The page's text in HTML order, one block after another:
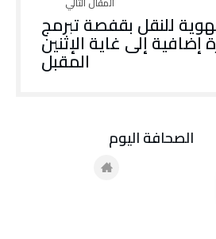
للنقل بقفصة تبرمج
إضافية إلى غاية الإثنين
المقبل